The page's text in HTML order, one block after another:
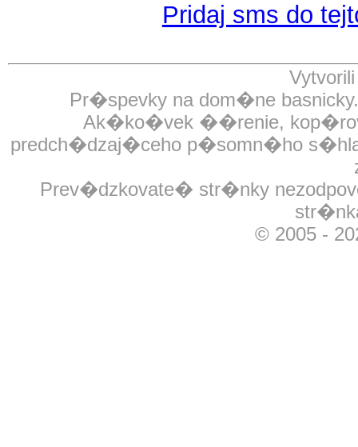
Pridaj sms do
Pr�spevky na dom�ne
Ak�ko�vek ��renie,
predch�dzaj�ceho p�somn�ho
Prev�dzkovate� str�nky
© 2005 -